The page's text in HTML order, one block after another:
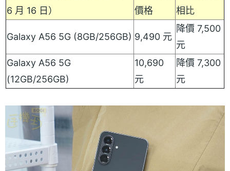
6 月 16 日）
價格
相比
Galaxy A56 5G (8GB/256GB) 9,490 元
降價 7,500
元
Galaxy A56 5G
(12GB/256GB)
10,690
元
降價 7,300
元